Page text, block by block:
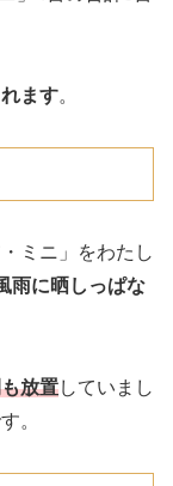
ます。
ミニ」をわたし
雨に晒しっぱな
放置していまし
。